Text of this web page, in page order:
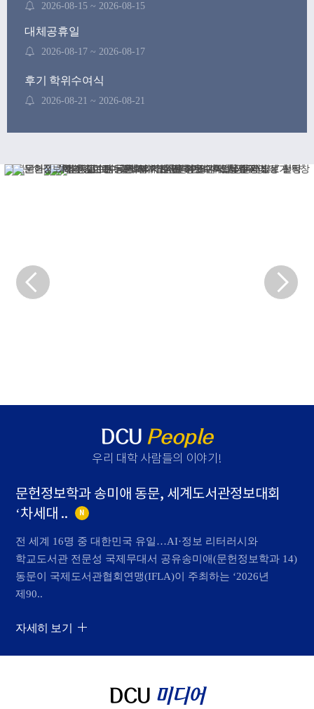
2026-08-15 ~ 2026-08-15
대체공휴일
2026-08-17 ~ 2026-08-17
후기 학위수여식
2026-08-21 ~ 2026-08-21
DCU People
우리 대학 사람들의 이야기 !
문헌정보학과 송미애 동문, 세계도서관정보대회
‘차세대 ..
N
전 세계 16명 중 대한민국 유일…AI·정보 리터러시와
학교도서관 전문성 국제무대서 공유송미애(문헌정보학과 14)
동문이 국제도서관협회연맹(IFLA)이 주최하는 ‘2026년
제90..
자세히 보기
DCU 미디어